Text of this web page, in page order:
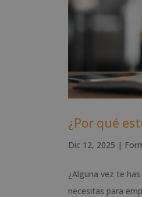
¿Por qué
Dic 12, 2025 |
¿Alguna vez te
necesitas para